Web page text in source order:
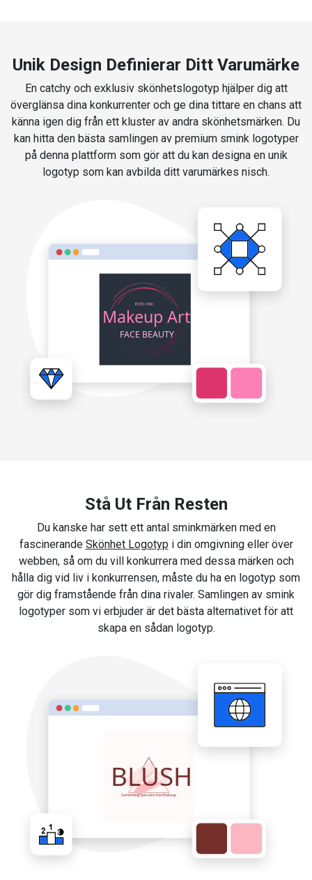
Unik Design Definierar Ditt Varumärke
En catchy och exklusiv skönhetslogotyp hjälper dig att
överglänsa dina konkurrenter och ge dina tittare en chans att
känna igen dig från ett kluster av andra skönhetsmärken. Du
kan hitta den bästa samlingen av premium smink logotyper
på denna plattform som gör att du kan designa en unik
logotyp som kan avbilda ditt varumärkes nisch.
Stå Ut Från Resten
Du kanske har sett ett antal sminkmärken med en
fascinerande Skönhet Logotyp i din omgivning eller över
webben, så om du vill konkurrera med dessa märken och
hålla dig vid liv i konkurrensen, måste du ha en logotyp som
gör dig framstående från dina rivaler. Samlingen av smink
logotyper som vi erbjuder är det bästa alternativet för att
skapa en sådan logotyp.